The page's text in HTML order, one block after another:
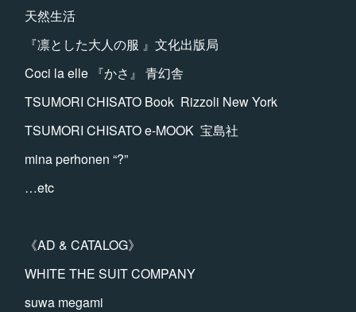
天然生活
『凛とした大人の服 』文化出版局
Coci la elle 『かさ』 青幻舎
TSUMORI CHISATO Book Rizzoli New York
TSUMORI CHISATO e-MOOK 宝島社
mina perhonen “?”
…etc
《AD & CATALOG》
WHITE THE SUIT COMPANY
suwa megami